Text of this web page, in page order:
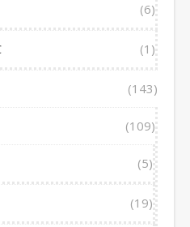
(6)
(1)
(143)
(109)
(5)
(19)